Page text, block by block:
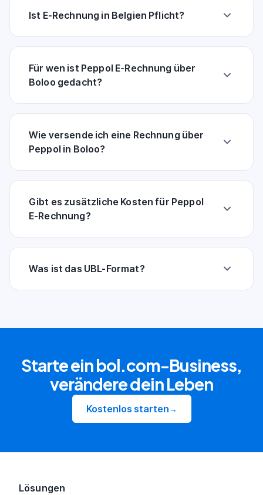
Ist E-Rechnung in Belgien Pflicht?
Für wen ist Peppol E-Rechnung über
Boloo gedacht?
Wie versende ich eine Rechnung über
Peppol in Boloo?
Gibt es zusätzliche Kosten für Peppol
E-Rechnung?
Was ist das UBL-Format?
Starte ein bol.com-Business,
verändere dein Leben
Kostenlos starten→
Lösungen